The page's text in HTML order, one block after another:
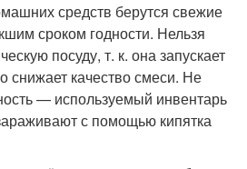
средств берутся свежие
сроком годности. Нельзя
посуду, т. к. она запускает
снижает качество смеси. Не
— используемый инвентарь
с помощью кипятка